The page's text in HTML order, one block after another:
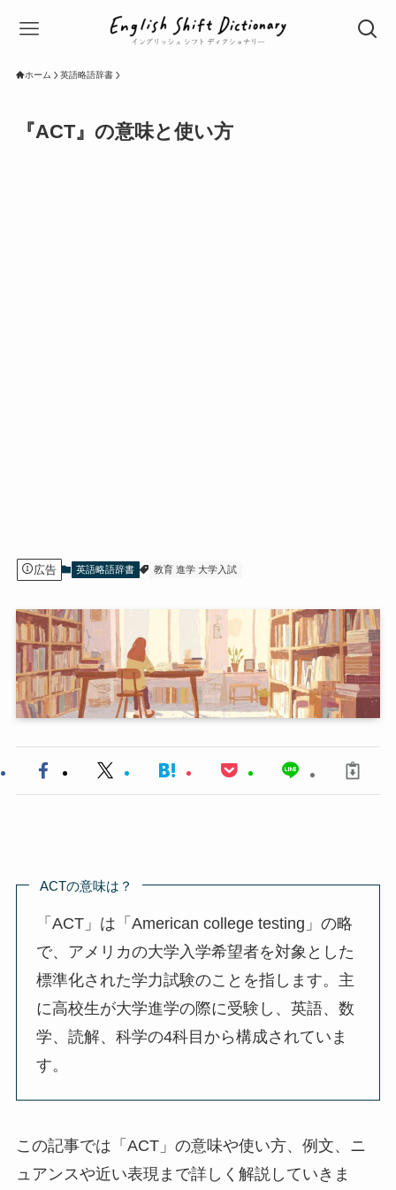
ホーム 英語略語辞書
『ACT』の意味と使い方
広告 英語略語辞書 教育 進学 大学入試
ACTの意味は？
「ACT」は「American college testing」の略
で、アメリカの大学入学希望者を対象とした
標準化された学力試験のことを指します。主
に高校生が大学進学の際に受験し、英語、数
学、読解、科学の4科目から構成されていま
す。
この記事では「ACT」の意味や使い方、例文、ニ
ュアンスや近い表現まで詳しく解説していきま